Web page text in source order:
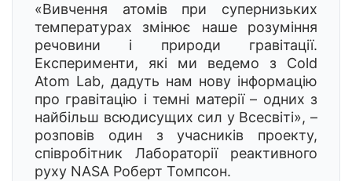
«Вивчення атомів при супернизьких
температурах змінює наше розуміння
речовини і природи гравітації.
Експерименти, які ми ведемо з Cold
Atom Lab, дадуть нам нову інформацію
про гравітацію і темні матерії – одних з
найбільш всюдисущих сил у Всесвіті», –
розповів один з учасників проекту,
співробітник Лабораторії реактивного
руху NASA Роберт Томпсон.